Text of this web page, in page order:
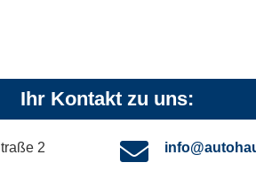
Ihr Kontakt zu uns:
2